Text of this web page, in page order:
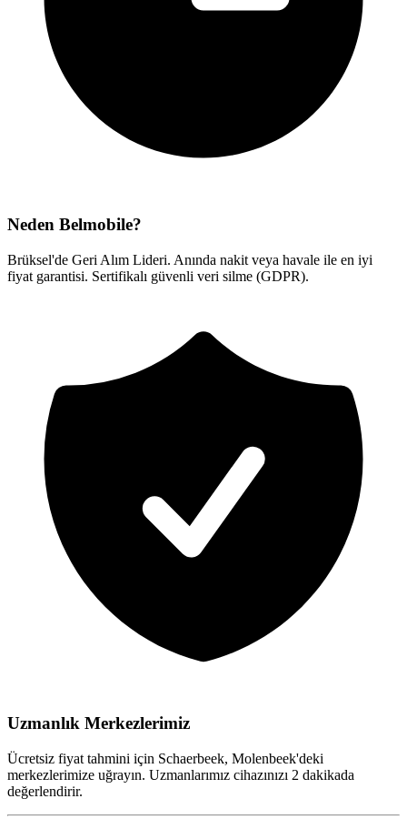
Neden Belmobile?
Brüksel'de Geri Alım Lideri. Anında nakit veya havale ile en iyi
fiyat garantisi. Sertifikalı güvenli veri silme (GDPR).
Uzmanlık Merkezlerimiz
Ücretsiz fiyat tahmini için Schaerbeek, Molenbeek'deki
merkezlerimize uğrayın. Uzmanlarımız cihazınızı 2 dakikada
değerlendirir.